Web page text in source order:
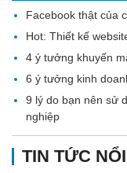
Facebook thật của
Hot: Thiết kế
4 ý tưởng khuyến
6 ý tưởng kinh
9 lý do bạn nên sử
nghiệp
TIN TỨC